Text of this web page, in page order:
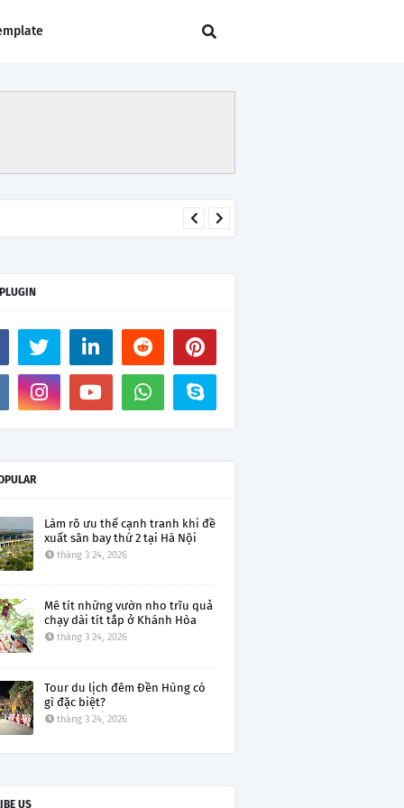
Làm rõ ưu thế cạnh tranh khi đề
xuất sân bay thứ 2 tại Hà Nội
tháng 3 24, 2026
Mê tít những vườn nho trĩu quả
chạy dài tít tắp ở Khánh Hòa
tháng 3 24, 2026
Tour du lịch đêm Đền Hùng có
gì đặc biệt?
tháng 3 24, 2026
US